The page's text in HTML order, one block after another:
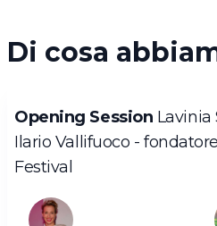
Di cosa
Opening Session Lavinia
Ilario Vallifuoco -
Festival